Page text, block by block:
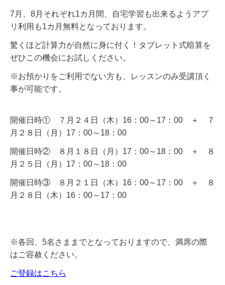
7月、8月それぞれ1カ月間、自宅学習も出来るようアプ
リ利用も1カ月無料となっております。
驚くほど計算力が自然に身に付く！タブレット式暗算を
ぜひこの機会にお試しください。
※お預かりをご利用でない方も、レッスンのみ受講頂く
事が可能です。
開催日時① ７月２４日（木） 16：00～17： 00 ＋ ７
月２８日（月）17：00～18：00
開催日時② ８月１８日（月） 17：00～18： 00 ＋ ８
月２５日（月）17：00～18：00
開催日時③ ８月２１日（木） 16：00～17： 00 ＋ ８
月２８日（木）16：00～17：00
※各回、5名さままでとなっておりますので、満席の際
はご容赦ください。
ご登録はこちら